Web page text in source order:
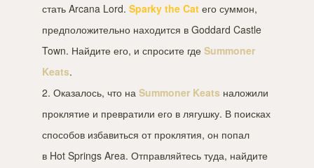
стать Arcana Lord. Sparky the Cat его суммон,
предположительно находится в Goddard Castle
Town. Найдите его, и спросите где Summoner
Keats.
2. Оказалось, что на Summoner Keats наложили
проклятие и превратили его в лягушку. В поисках
способов избавиться от проклятия, он попал
в Hot Springs Area. Отправляйтесь туда, найдите